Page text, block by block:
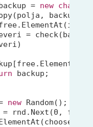
= new char
backup,
.ElementAt(i)]
=
free
backup;
new Random();
= rnd.Next(0 , free